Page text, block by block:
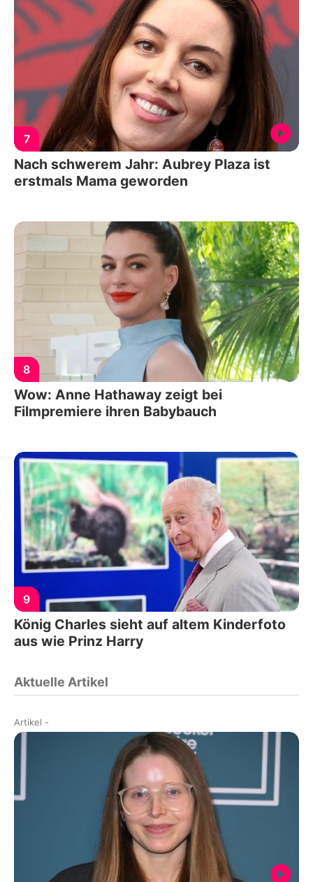
7
Nach schwerem Jahr: Aubrey Plaza ist
erstmals Mama geworden
8
Wow: Anne Hathaway zeigt bei
Filmpremiere ihren Babybauch
9
König Charles sieht auf altem Kinderfoto
aus wie Prinz Harry
Aktuelle Artikel
Artikel -